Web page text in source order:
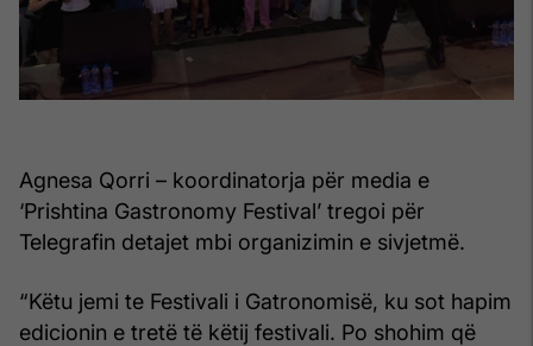
Agnesa Qorri – koordinatorja për media e
‘Prishtina Gastronomy Festival’ tregoi për
Telegrafin detajet mbi organizimin e sivjetmë.
“Këtu jemi te Festivali i Gatronomisë, ku sot hapim
edicionin e tretë të këtij festivali. Po shohim që